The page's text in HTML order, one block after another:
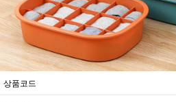
상품코드